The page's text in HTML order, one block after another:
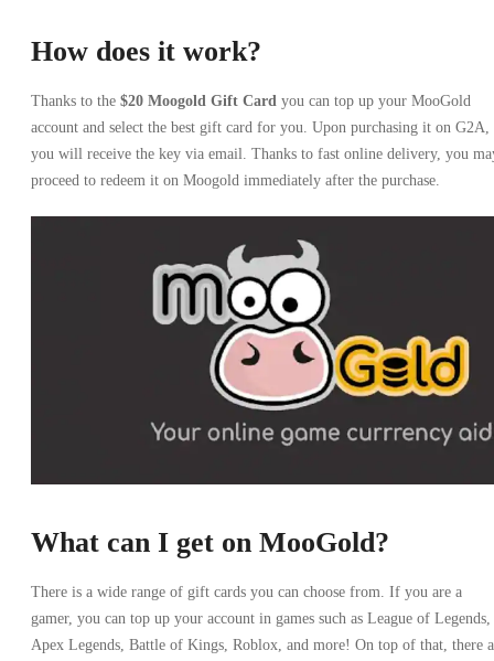
How does it work?
Thanks to the $20 Moogold Gift Card you can top up your MooGold
account and select the best gift card for you. Upon purchasing it on G2A,
you will receive the key via email. Thanks to fast online delivery, you
proceed to redeem it on Moogold immediately after the purchase.
What can I get on MooGold?
There is a wide range of gift cards you can choose from. If you are a
gamer, you can top up your account in games such as League of Legends,
Apex Legends, Battle of Kings, Roblox, and more! On top of that, there